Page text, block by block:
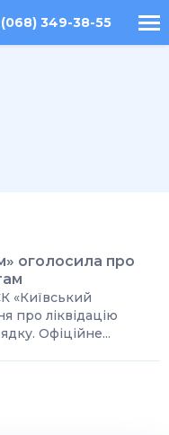
(068) 349-38-55
оголосила про
«Київський
про ліквідацію
Офіційне...